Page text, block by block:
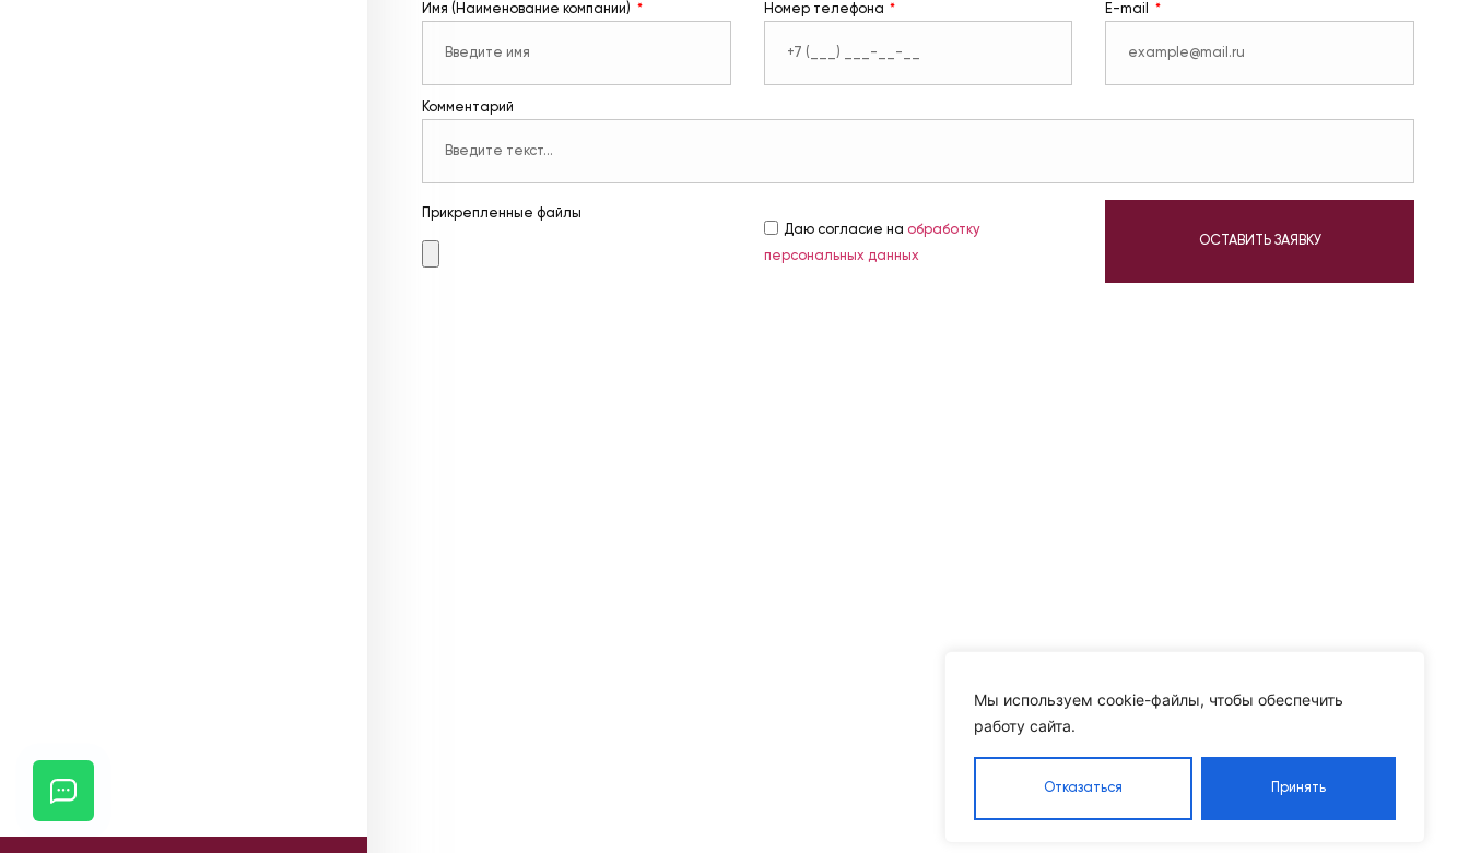
Мы используем cookie-файлы, чтобы обеспечить
работу сайта.
Отказаться Принять
Имя (Наименование компании) Номер телефона E-mail
Комментарий
Прикрепленные файлы
Даю согласие на обработку
персональных данных
ОСТАВИТЬ ЗАЯВКУ